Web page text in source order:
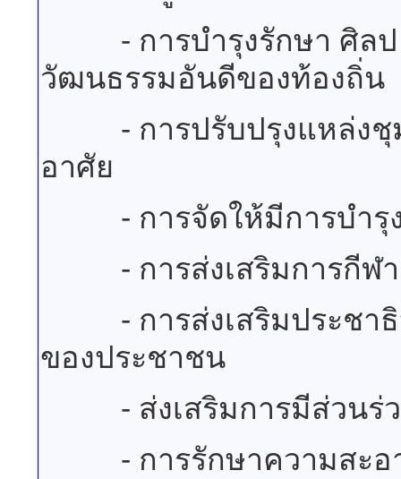
- การบำรุงรักษา ศิลป
วัฒนธรรมอันดีของท้องถิ่น
- การปรับปรุงแหล่งชุม
อาศัย
- การจัดให้มีการบำรุง
- การส่งเสริมการกีฬา
- การส่งเสริมประชาธิป
ของประชาชน
- ส่งเสริมการมีส่วนร่ว
- การรักษาความสะอาด